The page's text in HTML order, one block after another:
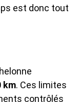
est donc tout
km. Ces limites
contrôlés